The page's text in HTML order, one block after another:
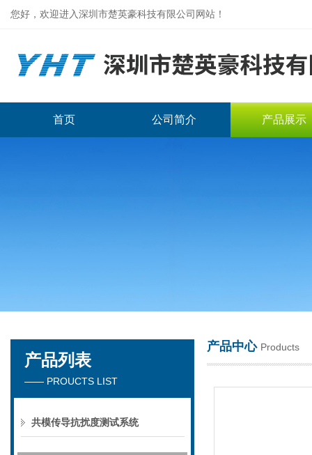
您好，欢迎进入深圳市楚英豪科技有限公司网站！
深圳市楚英豪科技有限公司
首页 公司简介 产品展示
产品列表
—— PROUCTS LIST
共模传导抗扰度测试系统
产品中心 Products